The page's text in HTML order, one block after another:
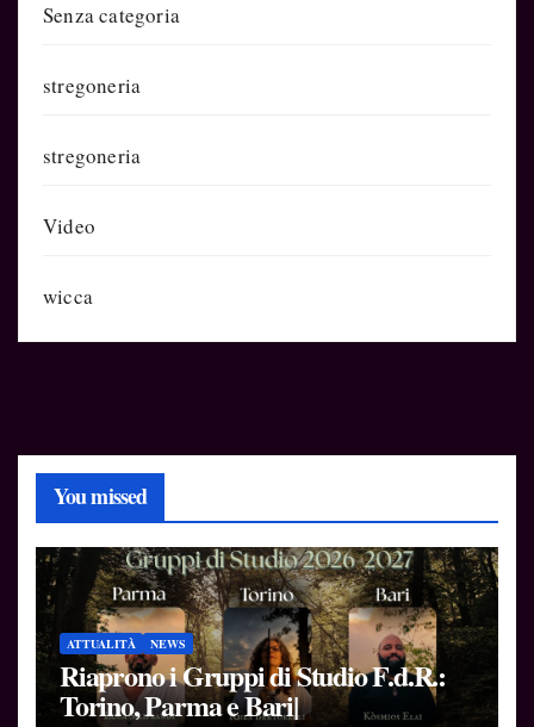
Senza categoria
stregoneria
stregoneria
Video
wicca
You missed
ATTUALITÀ NEWS
Riaprono i Gruppi di Studio F.d.R.:
Torino, Parma e Bari|